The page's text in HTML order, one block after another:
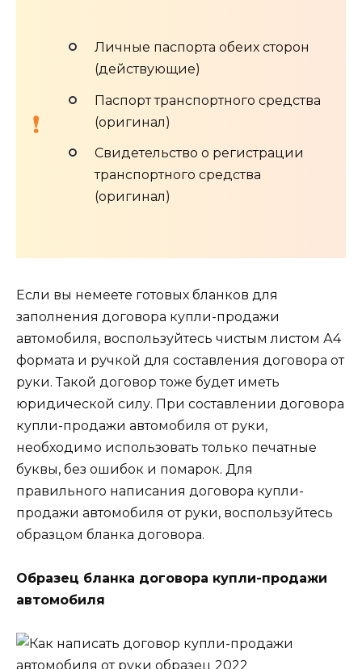
Личные паспорта обеих сторон
(действующие)
Паспорт транспортного средства
(оригинал)
Свидетельство о регистрации
транспортного средства
(оригинал)
Если вы немеете готовых бланков для
заполнения договора купли-продажи
автомобиля, воспользуйтесь чистым листом А4
формата и ручкой для составления договора от
руки. Такой договор тоже будет иметь
юридической силу. При составлении договора
купли-продажи автомобиля от руки,
необходимо использовать только печатные
буквы, без ошибок и помарок. Для
правильного написания договора купли-
продажи автомобиля от руки, воспользуйтесь
образцом бланка договора.
Образец бланка договора купли-продажи
автомобиля